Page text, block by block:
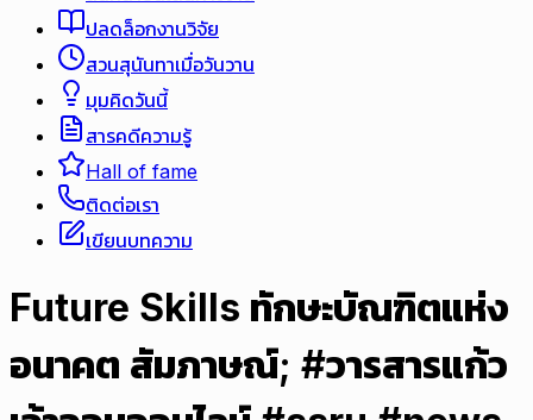
ปลดล็อกงานวิจัย
สวนสุนันทาเมื่อวันวาน
มุมคิดวันนี้
สารคดีความรู้
Hall of fame
ติดต่อเรา
เขียนบทความ
Future Skills ทักษะบัณฑิตแห่ง
อนาคต สัมภาษณ์; #วารสารแก้ว